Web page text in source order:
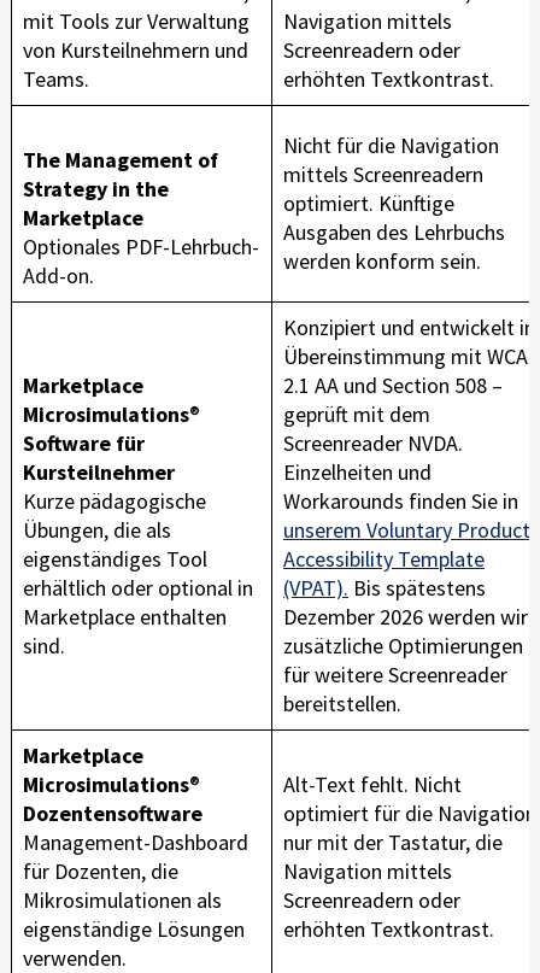
mit Tools zur Verwaltung
von Kursteilnehmern und
Teams.
Navigation mittels
Screenreadern oder
erhöhten Textkontrast.
The Management of
Strategy in the
Marketplace
Optionales PDF-Lehrbuch-
Add-on.
Nicht für die Navigation
mittels Screenreadern
optimiert. Künftige
Ausgaben des Lehrbuchs
werden konform sein.
Marketplace
Microsimulations®
Software für
Kursteilnehmer
Kurze pädagogische
Übungen, die als
eigenständiges Tool
erhältlich oder optional in
Marketplace enthalten
sind.
Konzipiert und entwickelt in
Übereinstimmung mit WCAG
2.1 AA und Section 508 –
geprüft mit dem
Screenreader NVDA.
Einzelheiten und
Workarounds finden Sie in
unserem Voluntary Product
Accessibility Template
(VPAT). Bis spätestens
Dezember 2026 werden wir
zusätzliche Optimierungen
für weitere Screenreader
bereitstellen.
Marketplace
Microsimulations®
Dozentensoftware
Management-Dashboard
für Dozenten, die
Mikrosimulationen als
eigenständige Lösungen
verwenden.
Alt-Text fehlt. Nicht
optimiert für die Navigation
nur mit der Tastatur, die
Navigation mittels
Screenreadern oder
erhöhten Textkontrast.